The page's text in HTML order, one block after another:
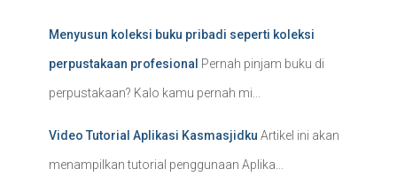
Menyusun koleksi buku pribadi seperti koleksi
perpustakaan profesional Pernah pinjam buku di
perpustakaan? Kalo kamu pernah mi...
Video Tutorial Aplikasi Kasmasjidku Artikel ini akan
menampilkan tutorial penggunaan Aplika...